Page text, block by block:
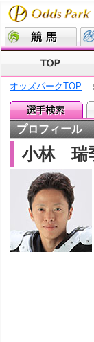
オッズパークTOP
プロフィール
小林 瑞